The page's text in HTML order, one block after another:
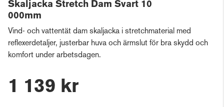
Skaljacka Stretch Dam Svart 10
000mm
Vind- och vattentät dam skaljacka i stretchmaterial med
reflexerdetaljer, justerbar huva och ärmslut för bra skydd och
komfort under arbetsdagen.
1 139 kr